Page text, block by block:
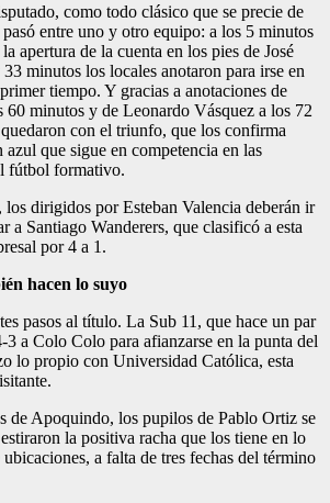
como todo clásico que se precie de
entre uno y otro equipo: a los 5 minutos
apertura de la cuenta en los pies de José
minutos los locales anotaron para irse en
tiempo. Y gracias a anotaciones de
60 minutos y de Leonardo Vásquez a los 72
con el triunfo, que los confirma
que sigue en competencia en las
fútbol formativo.
los dirigidos por Esteban Valencia deberán ir
a Santiago Wanderers, que clasificó a esta
por 4 a 1.
hacen lo suyo
pasos al título. La Sub 11, que hace un par
3 a Colo Colo para afianzarse en la punta del
lo propio con Universidad Católica, esta
de Apoquindo, los pupilos de Pablo Ortiz se
la positiva racha que los tiene en lo
a falta de tres fechas del término